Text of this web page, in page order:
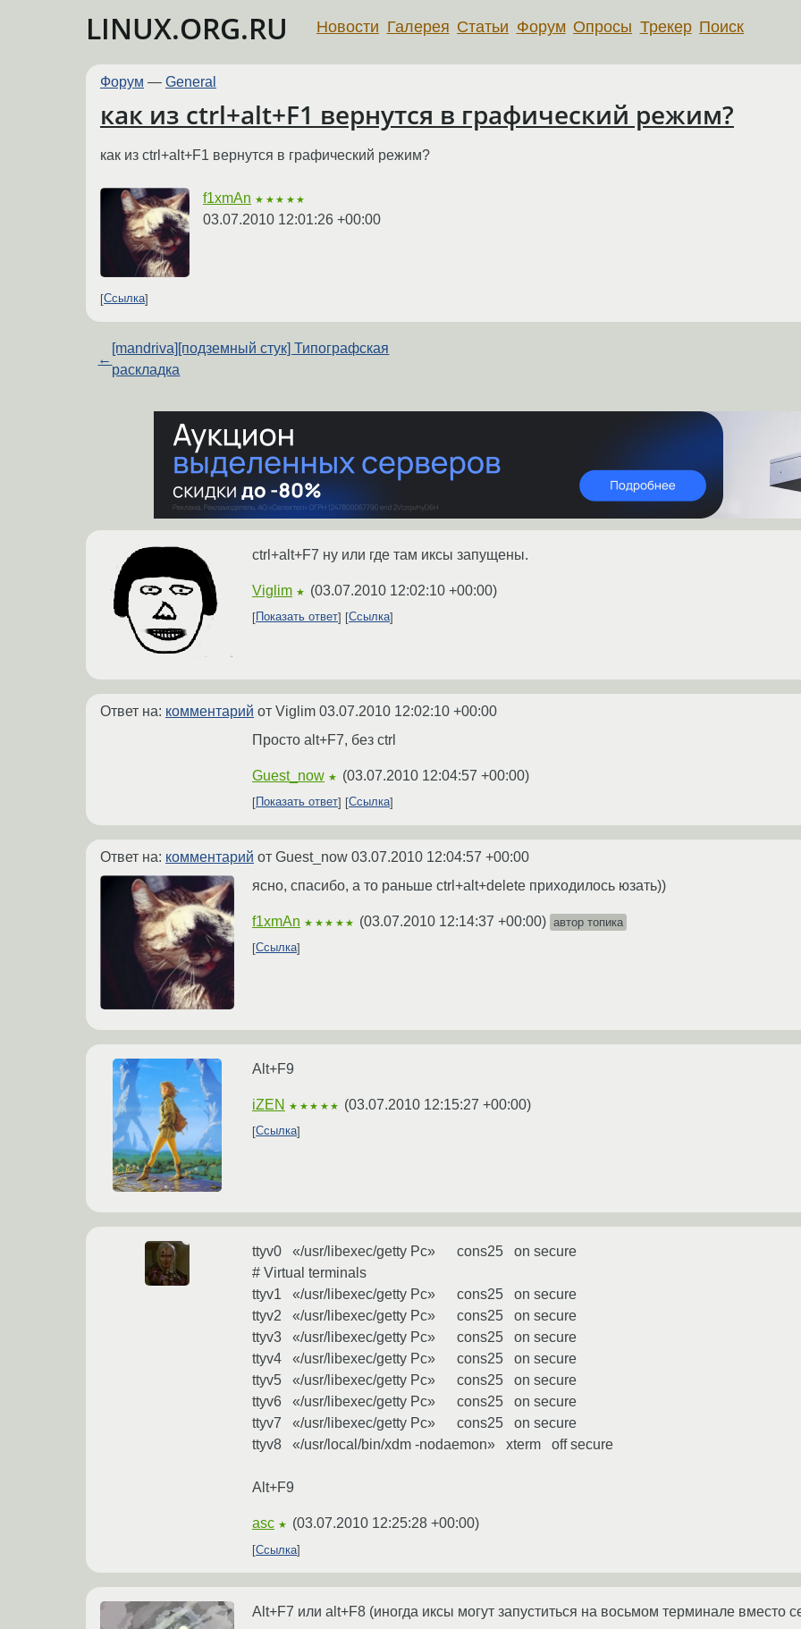
LINUX.ORG.RU Новости Галерея Статьи Форум Опросы Трекер Поиск
Форум — General
как из ctrl+alt+F1 вернутся в графический режим?
как из ctrl+alt+F1 вернутся в графический режим?
f1xmAn ★★★★★
03.07.2010 12:01:26 +00:00
Ссылка
←
[mandriva][подземный стук] Типографская
раскладка
ctrl+alt+F7 ну или где там иксы запущены.
Viglim ★ (03.07.2010 12:02:10 +00:00)
Показать ответ Ссылка
Ответ на: комментарий от Viglim 03.07.2010 12:02:10 +00:00
Просто alt+F7, без ctrl
Guest_now ★ (03.07.2010 12:04:57 +00:00)
Показать ответ Ссылка
Ответ на: комментарий от Guest_now 03.07.2010 12:04:57 +00:00
ясно, спасибо, а то раньше ctrl+alt+delete приходилось юзать))
f1xmAn ★★★★★ (03.07.2010 12:14:37 +00:00) автор топика
Ссылка
Alt+F9
iZEN ★★★★★ (03.07.2010 12:15:27 +00:00)
Ссылка
ttyv0 «/usr/libexec/getty Pc» cons25 on secure
# Virtual terminals
ttyv1 «/usr/libexec/getty Pc» cons25 on secure
ttyv2 «/usr/libexec/getty Pc» cons25 on secure
ttyv3 «/usr/libexec/getty Pc» cons25 on secure
ttyv4 «/usr/libexec/getty Pc» cons25 on secure
ttyv5 «/usr/libexec/getty Pc» cons25 on secure
ttyv6 «/usr/libexec/getty Pc» cons25 on secure
ttyv7 «/usr/libexec/getty Pc» cons25 on secure
ttyv8 «/usr/local/bin/xdm -nodaemon» xterm off secure
Alt+F9
asc ★ (03.07.2010 12:25:28 +00:00)
Ссылка
Alt+F7 или alt+F8 (иногда иксы могут запуститься на восьмом терминале вместо